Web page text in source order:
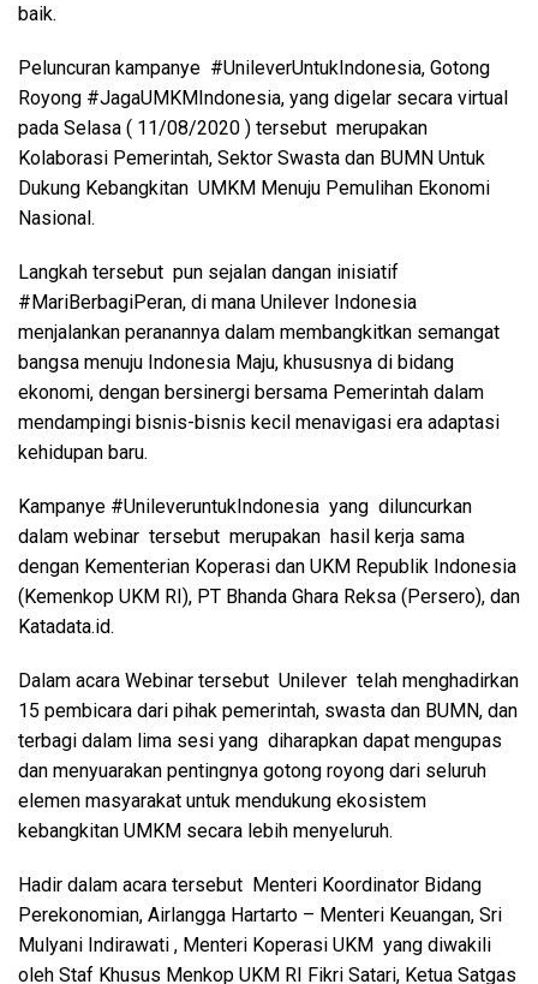
baik.
Peluncuran kampanye #UnileverUntukIndonesia, Gotong
Royong #JagaUMKMIndonesia, yang digelar secara virtual
pada Selasa ( 11/08/2020 ) tersebut merupakan
Kolaborasi Pemerintah, Sektor Swasta dan BUMN Untuk
Dukung Kebangkitan UMKM Menuju Pemulihan Ekonomi
Nasional.
Langkah tersebut pun sejalan dangan inisiatif
#MariBerbagiPeran, di mana Unilever Indonesia
menjalankan peranannya dalam membangkitkan semangat
bangsa menuju Indonesia Maju, khususnya di bidang
ekonomi, dengan bersinergi bersama Pemerintah dalam
mendampingi bisnis-bisnis kecil menavigasi era adaptasi
kehidupan baru.
Kampanye #UnileveruntukIndonesia yang diluncurkan
dalam webinar tersebut merupakan hasil kerja sama
dengan Kementerian Koperasi dan UKM Republik Indonesia
(Kemenkop UKM RI), PT Bhanda Ghara Reksa (Persero), dan
Katadata.id.
Dalam acara Webinar tersebut Unilever telah menghadirkan
15 pembicara dari pihak pemerintah, swasta dan BUMN, dan
terbagi dalam lima sesi yang diharapkan dapat mengupas
dan menyuarakan pentingnya gotong royong dari seluruh
elemen masyarakat untuk mendukung ekosistem
kebangkitan UMKM secara lebih menyeluruh.
Hadir dalam acara tersebut Menteri Koordinator Bidang
Perekonomian, Airlangga Hartarto – Menteri Keuangan, Sri
Mulyani Indirawati , Menteri Koperasi UKM yang diwakili
oleh Staf Khusus Menkop UKM RI Fikri Satari, Ketua Satgas